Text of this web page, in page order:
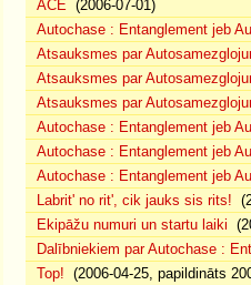
ACE (2006-07-01)
Autochase : Entanglement jeb
Atsauksmes par
Atsauksmes par
Atsauksmes par
Autochase : Entanglement jeb
Autochase : Entanglement jeb
Autochase : Entanglement jeb
Labrit' no rit', cik jauks sis rits!
Ekipāžu numuri un startu laiki
Dalībniekiem par Autochase :
Top! (2006-04-25, papildināts